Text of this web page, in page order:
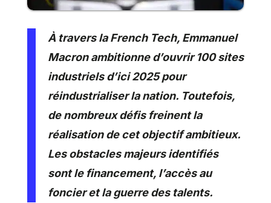
À travers la French Tech, Emmanuel
Macron ambitionne d’ouvrir 100 sites
industriels d’ici 2025 pour
réindustrialiser la nation. Toutefois,
de nombreux défis freinent la
réalisation de cet objectif ambitieux.
Les obstacles majeurs identifiés
sont le financement, l’accès au
foncier et la guerre des talents.